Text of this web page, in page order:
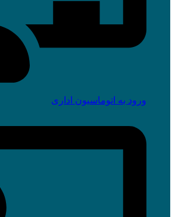
ورود به اتوماسیون اداری